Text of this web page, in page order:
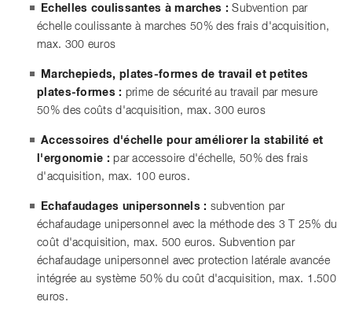
Echelles coulissantes à marches : Subvention par
échelle coulissante à marches 50% des frais d'acquisition,
max. 300 euros
Marchepieds, plates-formes de travail et petites
plates-formes : prime de sécurité au travail par mesure
50% des coûts d'acquisition, max. 300 euros
Accessoires d'échelle pour améliorer la stabilité et
l'ergonomie : par accessoire d'échelle, 50% des frais
d'acquisition, max. 100 euros.
Echafaudages unipersonnels : subvention par
échafaudage unipersonnel avec la méthode des 3 T 25% du
coût d'acquisition, max. 500 euros. Subvention par
échafaudage unipersonnel avec protection latérale avancée
intégrée au système 50% du coût d'acquisition, max. 1.500
euros.